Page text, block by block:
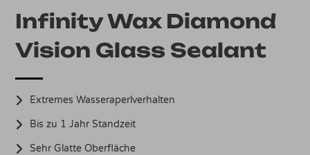
von 5,
basierend
Kundenbewertungen
Infinity Wax Diamond
Vision Glass Sealant
Extremes Wasseraperlverhalten
Bis zu 1 Jahr Standzeit
Sehr Glatte Oberfläche